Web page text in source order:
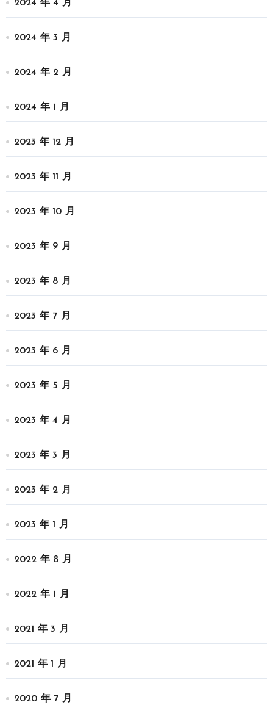
2024 年 4 月
2024 年 3 月
2024 年 2 月
2024 年 1 月
2023 年 12 月
2023 年 11 月
2023 年 10 月
2023 年 9 月
2023 年 8 月
2023 年 7 月
2023 年 6 月
2023 年 5 月
2023 年 4 月
2023 年 3 月
2023 年 2 月
2023 年 1 月
2022 年 8 月
2022 年 1 月
2021 年 3 月
2021 年 1 月
2020 年 7 月